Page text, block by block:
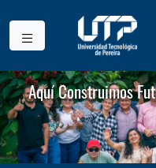
Aquí Construimos